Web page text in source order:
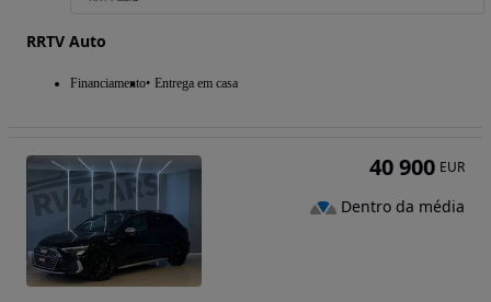
RRTV Auto
Financiamento Entrega em casa
40 900 EUR
Dentro da média